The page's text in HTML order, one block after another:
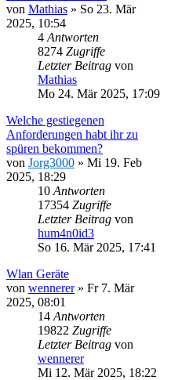
von Mathias » So 23. Mär
2025, 10:54
4 Antworten
8274 Zugriffe
Letzter Beitrag von
Mathias
Mo 24. Mär 2025, 17:09
Welche gestiegenen
Anforderungen habt ihr zu
spüren bekommen?
von Jorg3000 » Mi 19. Feb
2025, 18:29
10 Antworten
17354 Zugriffe
Letzter Beitrag von
hum4n0id3
So 16. Mär 2025, 17:41
Wlan Geräte
von wennerer» Fr 7. Mär
2025, 08:01
14 Antworten
19822 Zugriffe
Letzter Beitrag von
wennerer
Mi 12. Mär 2025, 18:22